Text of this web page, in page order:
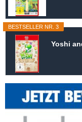
BESTSELLER NR. 3
Yoshi